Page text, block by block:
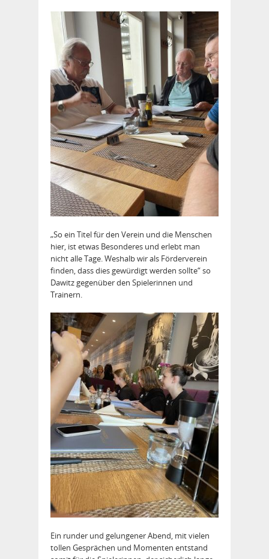
„So ein Titel für den Verein und die Menschen
hier, ist etwas Besonderes und erlebt man
nicht alle Tage. Weshalb wir als Förderverein
finden, dass dies gewürdigt werden sollte“ so
Dawitz gegenüber den Spielerinnen und
Trainern.
Ein runder und gelungener Abend, mit vielen
tollen Gesprächen und Momenten entstand